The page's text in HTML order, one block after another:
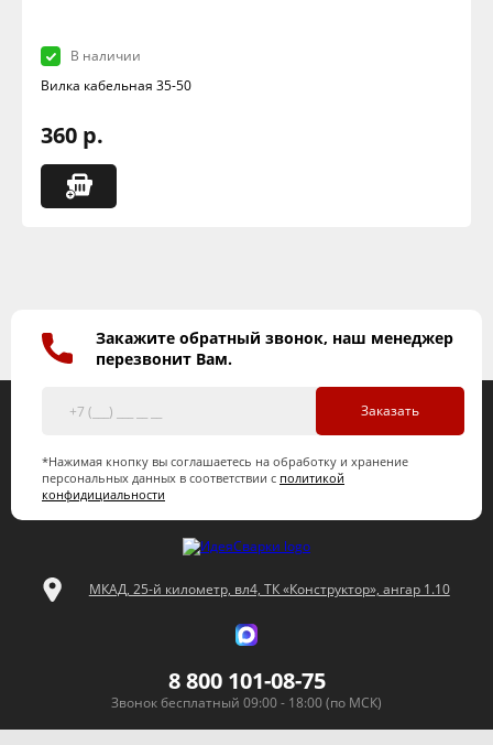
В наличии
Вилка кабельная 35-50
360 р.
Закажите обратный звонок, наш менеджер
перезвонит Вам.
Заказать
*Нажимая кнопку вы соглашаетесь на обработку и хранение
персональных данных в соответствии с политикой
конфидициальности
МКАД, 25-й километр, вл4, ТК «Конструктор», ангар 1.10
8 800 101-08-75
Звонок бесплатный 09:00 - 18:00 (по МСК)